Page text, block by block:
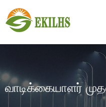
வாடிக்கையாளர்